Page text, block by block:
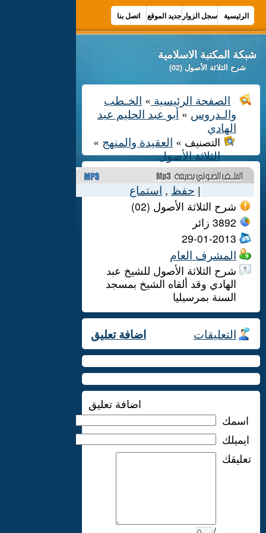
الرئيسية سجل الزوار جديد الموقع اتصل بنا
شبكة المكتبة الاسلامية
شرح الثلاثة الأصول (02)
الصفحة الرئيسية » الخـطب
والـدروس » أبو عبد الحليم عبد
الهادي
التصنيف » العقيدة والمنهج »
الثلاثة الأصول
| حفظ , استماع
شرح الثلاثة الأصول (02)
3892 زائر
29-01-2013
المشرف العام
شرح الثلاثة الأصول للشيخ عبد
الهادي وقد ألقاه الشيخ بمسجد
السنة بمرسيليا
التعليقات اضافة تعليق
اضافة تعليق
اسمك
ايميلك
تعليقك